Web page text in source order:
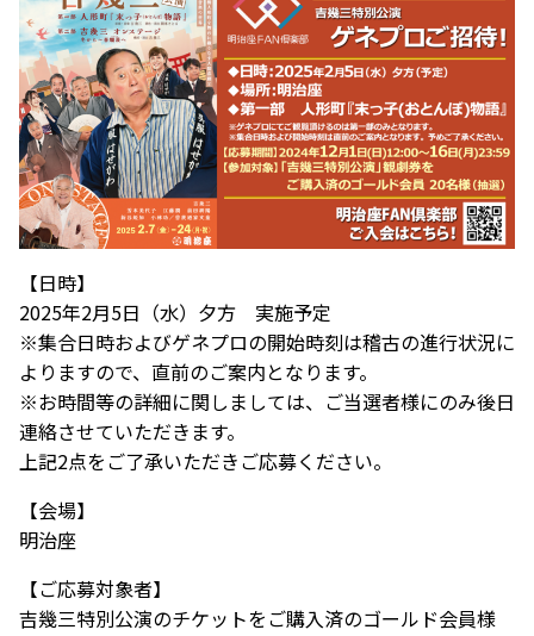
【日時】
2025年2月5日（水）夕方 実施予定
※集合日時およびゲネプロの開始時刻は稽古の進行状況に
よりますので、直前のご案内となります。
※お時間等の詳細に関しましては、ご当選者様にのみ後日
連絡させていただきます。
上記2点をご了承いただきご応募ください。
【会場】
明治座
【ご応募対象者】
吉幾三特別公演のチケットをご購入済のゴールド会員様